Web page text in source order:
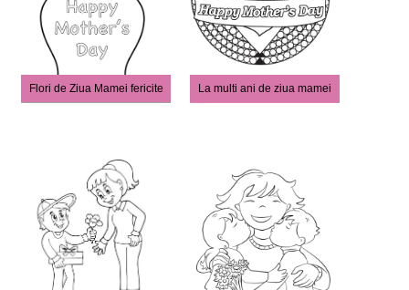
Flori de Ziua Mamei fericite La multi ani de ziua mamei